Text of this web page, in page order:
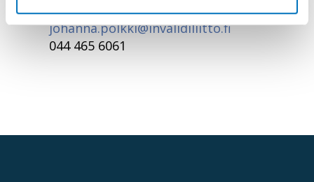
johanna.polkki@invalidiliitto.fi
044 465 6061